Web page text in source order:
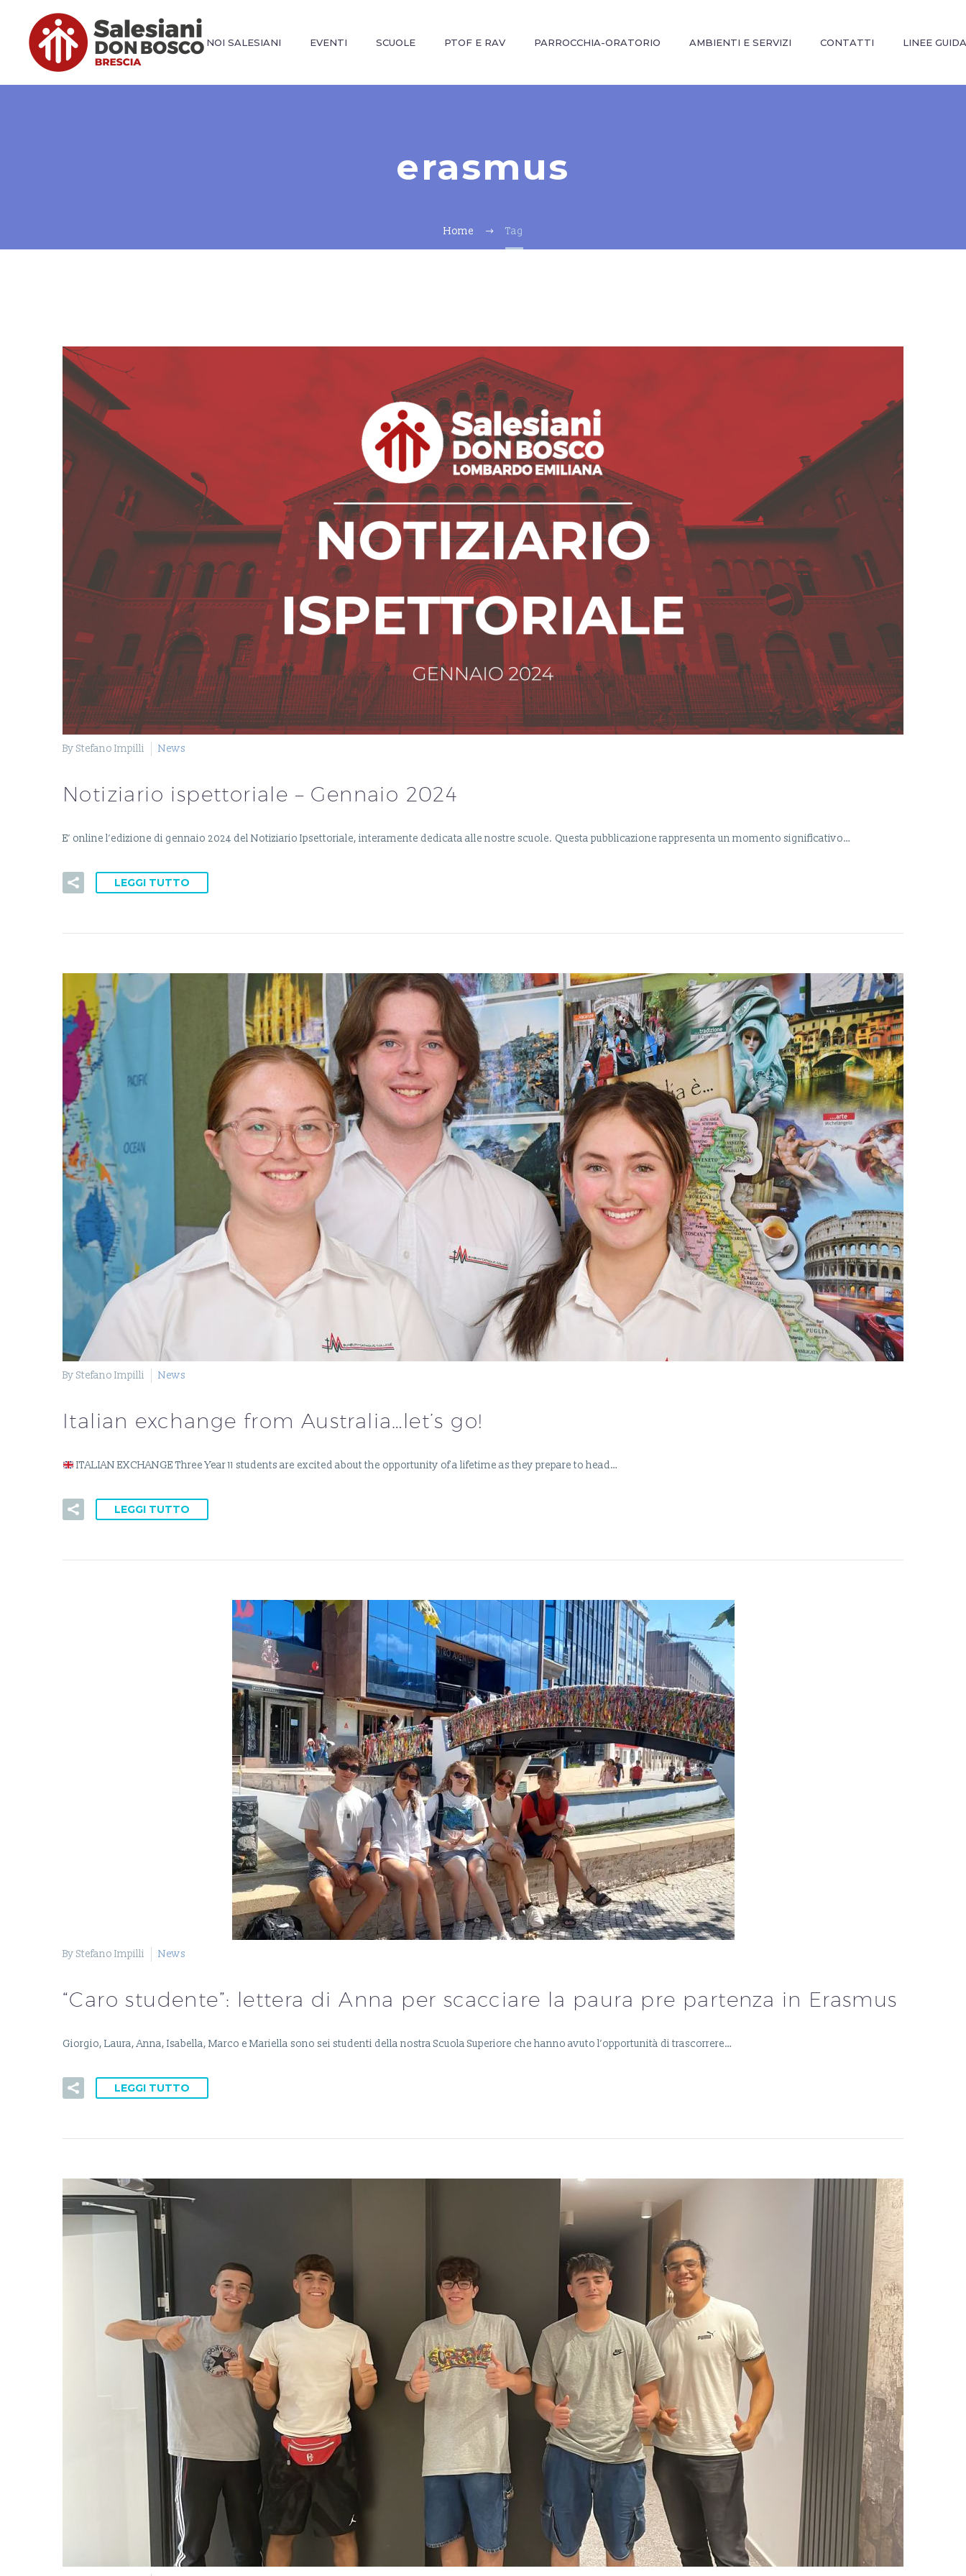
NOI SALESIANI EVENTI SCUOLE PTOF E RAV PARROCCHIA-ORATORIO AMBIENTI E SERVIZI CONTATTI LINEE GUIDA
erasmus
Home Tag
By Stefano Impilli News
Notiziario ispettoriale – Gennaio 2024
E’ online l’edizione di gennaio 2024 del Notiziario Ipsettoriale, interamente dedicata alle nostre scuole. Questa pubblicazione rappresenta un momento significativo…
LEGGI TUTTO
By Stefano Impilli News
Italian exchange from Australia…let’s go!
ITALIAN EXCHANGE Three Year 11 students are excited about the opportunity of a lifetime as they prepare to head…
LEGGI TUTTO
By Stefano Impilli News
“Caro studente”: lettera di Anna per scacciare la paura pre partenza in Erasmus
Giorgio, Laura, Anna, Isabella, Marco e Mariella sono sei studenti della nostra Scuola Superiore che hanno avuto l’opportunità di trascorrere…
LEGGI TUTTO